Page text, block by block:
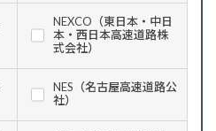
NEXCO（東日本・中日
本・西日本高速道路株
式会社）
NES（名古屋高速道路公
社）